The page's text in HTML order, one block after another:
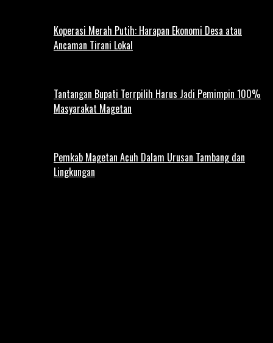
Koperasi Merah Putih: Harapan Ekonomi Desa atau
Ancaman Tirani Lokal
Tantangan Bupati Terrpilih Harus Jadi Pemimpin 100%
Masyarakat Magetan
Pemkab Magetan Acuh Dalam Urusan Tambang dan
Lingkungan